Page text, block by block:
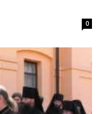
0